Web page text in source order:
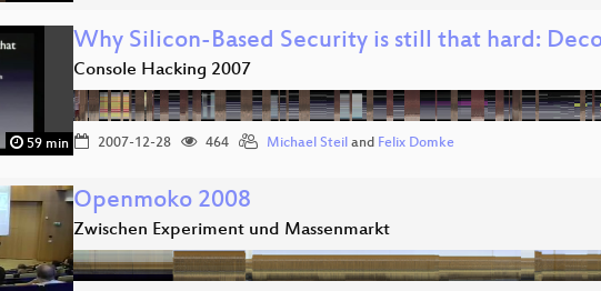
59 min
Why Silicon-Based Security is still that hard:
Console Hacking 2007
2007-12-28 464 Michael Steil and Felix Domke
Openmoko 2008
Zwischen Experiment und Massenmarkt